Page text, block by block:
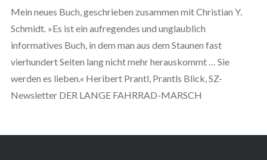
Mein neues Buch, geschrieben zusammen mit Christian Y.
Schmidt. »Es ist ein aufregendes und unglaublich
informatives Buch, in dem man aus dem Staunen fast
vierhundert Seiten lang nicht mehr herauskommt … Sie
werden es lieben.« Heribert Prantl, Prantls Blick, SZ-
Newsletter DER LANGE FAHRRAD-MARSCH